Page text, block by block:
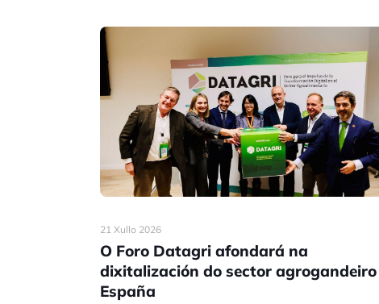
21 Xullo 2026
O Foro Datagri afondará na
dixitalización do sector agrogandeiro
España